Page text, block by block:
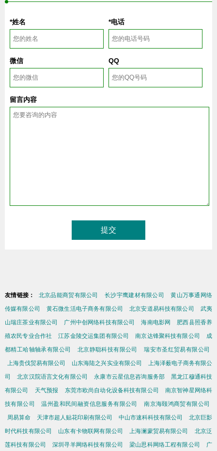
*姓名 *电话
微信 QQ
留言内容
友情链接： 北京品能商贸有限公司 长沙宇鹰建材有限公司
黄山万事通网络
传媒有限公司
黄石微生活电子商务有限公司 北京安道易科技有限公司
武夷
山瑞庄茶业有限公司
广州中创网络科技有限公司 海南电影网
肥西县照香养
殖农民专业合作社
江苏金陵交运集团有限公司 南京达锋聚科技有限公司
成
都精工哈轴轴承有限公司
北京静聪科技有限公司
瑞安市圣红贸易有限公司
上海贵伐贸易有限公司
山东海陆之兴实业有限公司
上海泽薮电子商务有限公
司
北京汉院语言文化有限公司 永康市云星信息咨询服务部
黑龙江穆通科技
有限公司
天气预报 东莞市欧尚自动化设备科技有限公司
南京智神星网络科
技有限公司
温州盈和民间融资信息服务有限公司
南京海颐鸿商贸有限公司
周易算命
天津市超人贴花印刷有限公司 中山市速科科技有限公司
北京巨影
时代科技有限公司
山东有卡物联网有限公司 上海澜蒙贸易有限公司
北京泛
莲科技有限公司
深圳寻羊网络科技有限公司 梁山思科网络工程有限公司
广